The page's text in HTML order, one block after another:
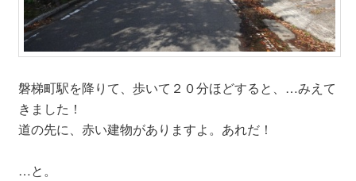
磐梯町駅を降りて、歩いて２０分ほどすると、…みえて
きました！
道の先に、赤い建物がありますよ。あれだ！
…と。